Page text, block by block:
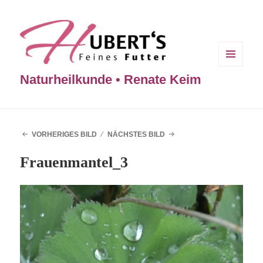
Naturheilkunde • Renate Keim
VORHERIGES BILD NÄCHSTES BILD
Frauenmantel_3